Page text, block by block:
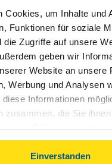
Cookies, um Inhalte und
Funktionen für soziale
die Zugriffe auf unsere
geben wir
Website an unsere
Werbung und Analysen
diese Informationen
zusammen, die Sie
sie im Rahmen Ihrer
Indem Sie auf
Verwendung von
Einverstanden
anonymes VLH-Mitglied
fachliche Kompetenz,
anonymes VLH-Mitglied